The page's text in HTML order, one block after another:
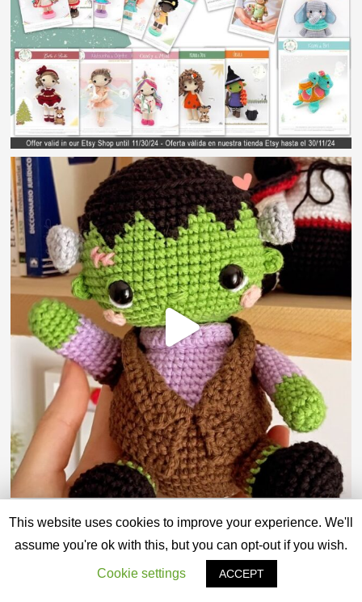
This website uses cookies to improve your experience. We'll
assume you're ok with this, but you can opt-out if you wish.
Cookie settings ACCEPT